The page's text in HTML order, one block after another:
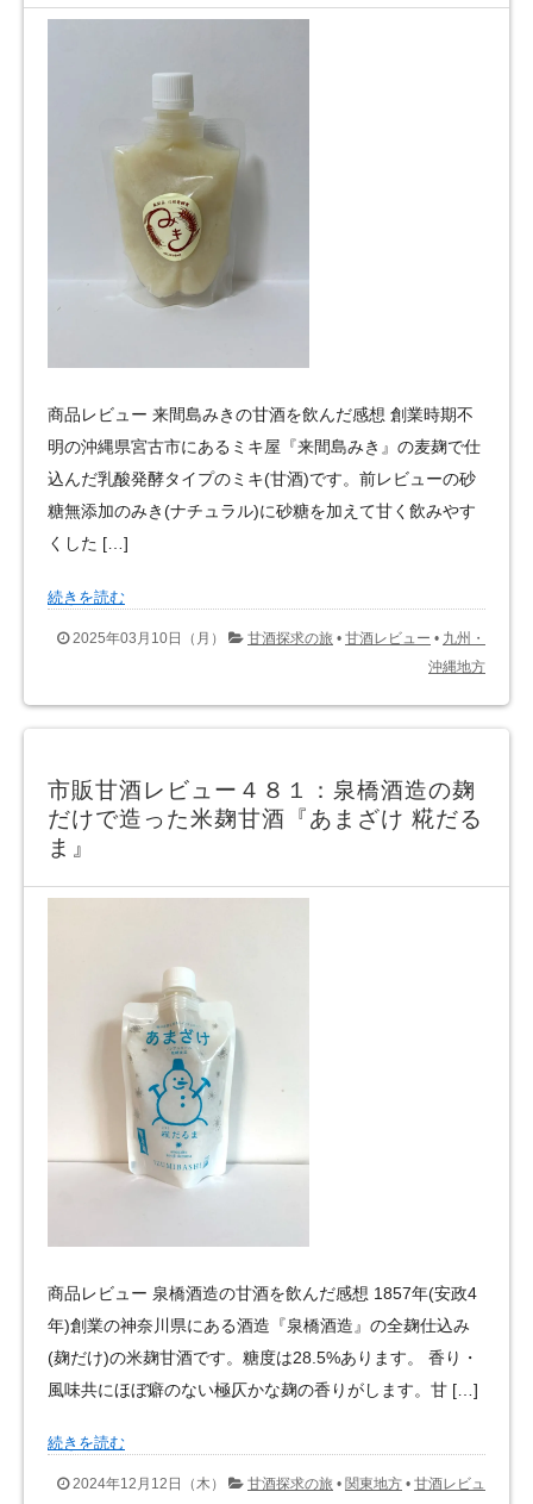
商品レビュー 来間島みきの甘酒を飲んだ感想 創業時期不
明の沖縄県宮古市にあるミキ屋『来間島みき』の麦麹で仕
込んだ乳酸発酵タイプのミキ(甘酒)です。前レビューの砂
糖無添加のみき(ナチュラル)に砂糖を加えて甘く飲みやす
くした […]
続きを読む
2025年03月10日（月） 甘酒探求の旅 • 甘酒レビュー • 九州・
沖縄地方
市販甘酒レビュー４８１：泉橋酒造の麹
だけで造った米麹甘酒『あまざけ 糀だる
ま』
商品レビュー 泉橋酒造の甘酒を飲んだ感想 1857年(安政4
年)創業の神奈川県にある酒造『泉橋酒造』の全麹仕込み
(麹だけ)の米麹甘酒です。糖度は28.5%あります。 香り・
風味共にほぼ癖のない極仄かな麹の香りがします。甘 […]
続きを読む
2024年12月12日（木） 甘酒探求の旅 • 関東地方 • 甘酒レビュ